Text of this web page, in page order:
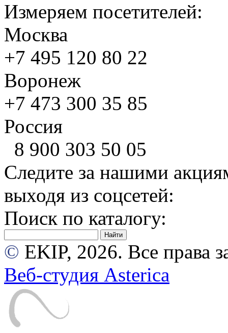
Измеряем посетителей:
Москва
+7 495 120 80 22
Воронеж
+7 473 300 35 85
Россия
8 900 303 50 05
Следите за нашими
выходя из соцсетей:
Поиск по каталогу:
© EKIP, 2026. Все права
Веб-студия Asterica